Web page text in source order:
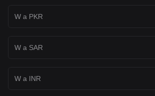
W a PKR
W a SAR
W a INR